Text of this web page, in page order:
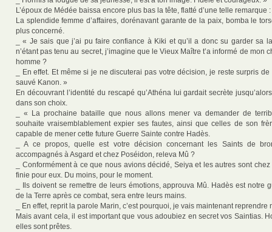
L’époux de Médée baissa encore plus bas la tête, flatté d’une telle remarque
La splendide femme d’affaires, dorénavant garante de la paix, bomba le
plus concerné.
_ « Je sais que j’ai pu faire confiance à Kiki et qu’il a donc su garder sa
n’étant pas tenu au secret, j’imagine que le Vieux Maître t’a informé de mon
homme ?
_ En effet. Et même si je ne discuterai pas votre décision, je reste surpris de
sauvé Kanon. »
En découvrant l’identité du rescapé qu’Athéna lui gardait secrète
dans son choix.
_ « La prochaine bataille que nous allons mener va demander de
souhaite vraisemblablement expier ses fautes, ainsi que celles de son
capable de mener cette future Guerre Sainte contre Hadès.
_ A ce propos, quelle est votre décision concernant les Saints de
accompagnés à Asgard et chez Poséidon, releva Mû ?
_ Conformément à ce que nous avions décidé, Seiya et les autres sont
finie pour eux. Du moins, pour le moment.
_ Ils doivent se remettre de leurs émotions, approuva Mû. Hadès est notre
de la Terre après ce combat, sera entre leurs mains.
_ En effet, reprit la parole Marin, c’est pourquoi, je vais maintenant reprendre
Mais avant cela, il est important que vous adoubiez en secret vos Saintias.
elles sont prêtes.